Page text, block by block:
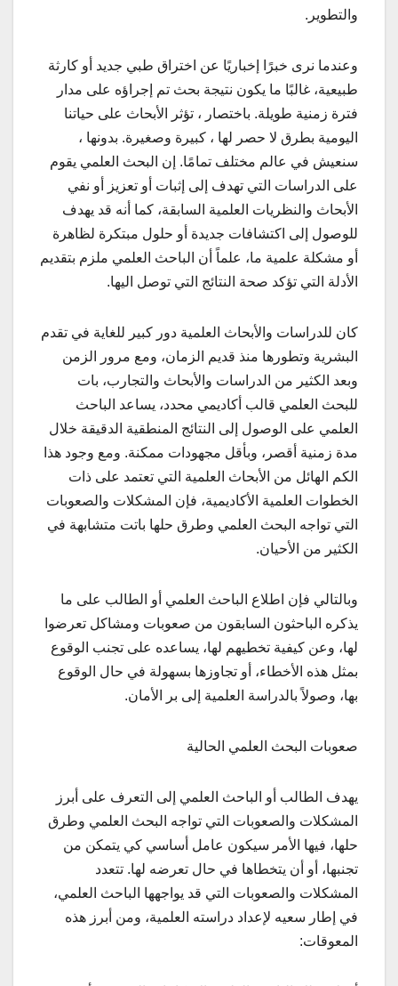
والتطوير.
وعندما نرى خبرًا إخباريًا عن اختراق طبي جديد أو كارثة
طبيعية، غالبًا ما يكون نتيجة بحث تم إجراؤه على مدار
فترة زمنية طويلة. باختصار ، تؤثر الأبحاث على حياتنا
اليومية بطرق لا حصر لها ، كبيرة وصغيرة. بدونها ،
سنعيش في عالم مختلف تمامًا. إن البحث العلمي يقوم
على الدراسات التي تهدف إلى إثبات أو تعزيز أو نفي
الأبحاث والنظريات العلمية السابقة، كما أنه قد يهدف
للوصول إلى اكتشافات جديدة أو حلول مبتكرة لظاهرة
أو مشكلة علمية ما، علماً أن الباحث العلمي ملزم بتقديم
الأدلة التي تؤكد صحة النتائج التي توصل اليها.
كان للدراسات والأبحاث العلمية دور كبير للغاية في تقدم
البشرية وتطورها منذ قديم الزمان، ومع مرور الزمن
وبعد الكثير من الدراسات والأبحاث والتجارب، بات
للبحث العلمي قالب أكاديمي محدد، يساعد الباحث
العلمي على الوصول إلى النتائج المنطقية الدقيقة خلال
مدة زمنية أقصر، وبأقل مجهودات ممكنة. ومع وجود هذا
الكم الهائل من الأبحاث العلمية التي تعتمد على ذات
الخطوات العلمية الأكاديمية، فإن المشكلات والصعوبات
التي تواجه البحث العلمي وطرق حلها باتت متشابهة في
الكثير من الأحيان.
وبالتالي فإن اطلاع الباحث العلمي أو الطالب على ما
يذكره الباحثون السابقون من صعوبات ومشاكل تعرضوا
لها، وعن كيفية تخطيهم لها، يساعده على تجنب الوقوع
بمثل هذه الأخطاء، أو تجاوزها بسهولة في حال الوقوع
بها، وصولاً بالدراسة العلمية إلى بر الأمان.
صعوبات البحث العلمي الحالية
يهدف الطالب أو الباحث العلمي إلى التعرف على أبرز
المشكلات والصعوبات التي تواجه البحث العلمي وطرق
حلها، فيها الأمر سيكون عامل أساسي كي يتمكن من
تجنبها، أو أن يتخطاها في حال تعرضه لها. تتعدد
المشكلات والصعوبات التي قد يواجهها الباحث العلمي،
في إطار سعيه لإعداد دراسته العلمية، ومن أبرز هذه
المعوقات: